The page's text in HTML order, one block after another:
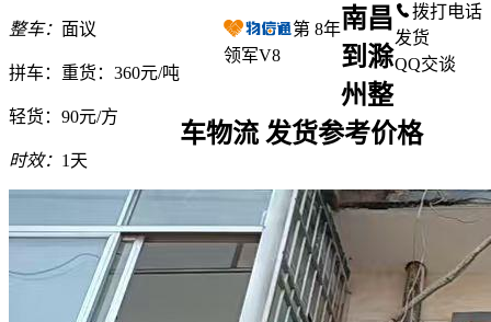
整车： 面议
拼车： 重货：360元/吨
轻货： 90元/方
时效： 1天
第 8年
领军V8
拨打电话
发货
QQ交谈
南昌
到滁
州整
车物流 发货参考价格